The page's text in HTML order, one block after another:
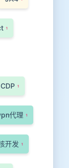
1
CDP 1
代理 1
开发 1